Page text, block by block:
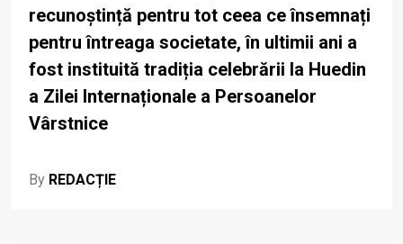
recunoștință pentru tot ceea ce însemnați
pentru întreaga societate, în ultimii ani a
fost instituită tradiția celebrării la Huedin
a Zilei Internaționale a Persoanelor
Vârstnice
By REDACȚIE